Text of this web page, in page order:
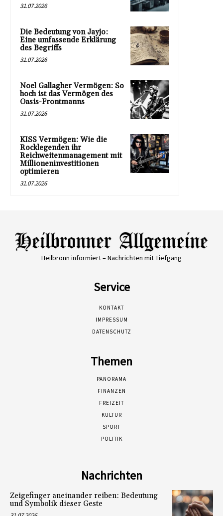
31.07.2026
Die Bedeutung von Jayjo:
Eine umfassende Erklärung
des Begriffs
31.07.2026
Noel Gallagher Vermögen: So
hoch ist das Vermögen des
Oasis-Frontmanns
31.07.2026
KISS Vermögen: Wie die
Rocklegenden ihr
Reichweitenmanagement mit
Millioneninvestitionen
optimieren
31.07.2026
Heilbronn informiert – Nachrichten mit Tiefgang
Service
KONTAKT
IMPRESSUM
DATENSCHUTZ
Themen
PANORAMA
FINANZEN
FREIZEIT
KULTUR
SPORT
POLITIK
Nachrichten
Zeigefinger aneinander reiben: Bedeutung
und Symbolik dieser Geste